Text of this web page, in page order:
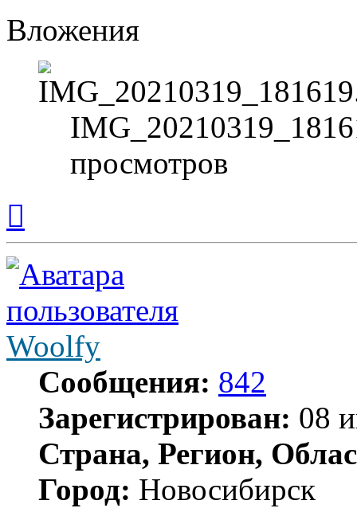
Вложения
просмотров
началу
Woolfy
Сообщения: 842
Зарегистрирован: 08
Страна, Регион,
Город: Новосибирск